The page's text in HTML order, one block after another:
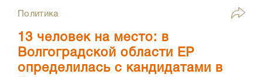
Политика
13 человек на место: в
Волгоградской области ЕР
определилась с кандидатами в